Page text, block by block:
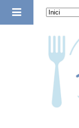
la